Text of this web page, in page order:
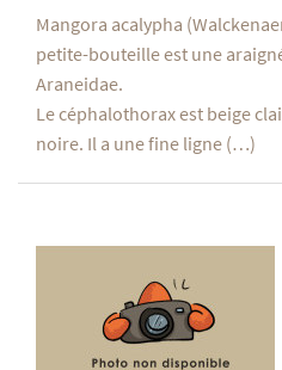
Mangora acalypha
petite-bouteille est une
Araneidae.
Le céphalothorax est beige
noire. Il a une fine ligne (…)